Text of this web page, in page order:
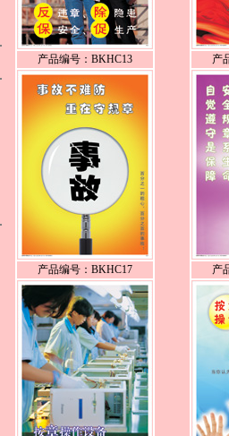
产品编号：BKHC13 产
产品编号：BKHC17 产